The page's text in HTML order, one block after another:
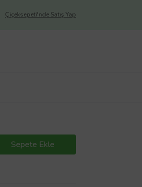
Çiçeksepeti'nde Satış Yap
Sepete Ekle